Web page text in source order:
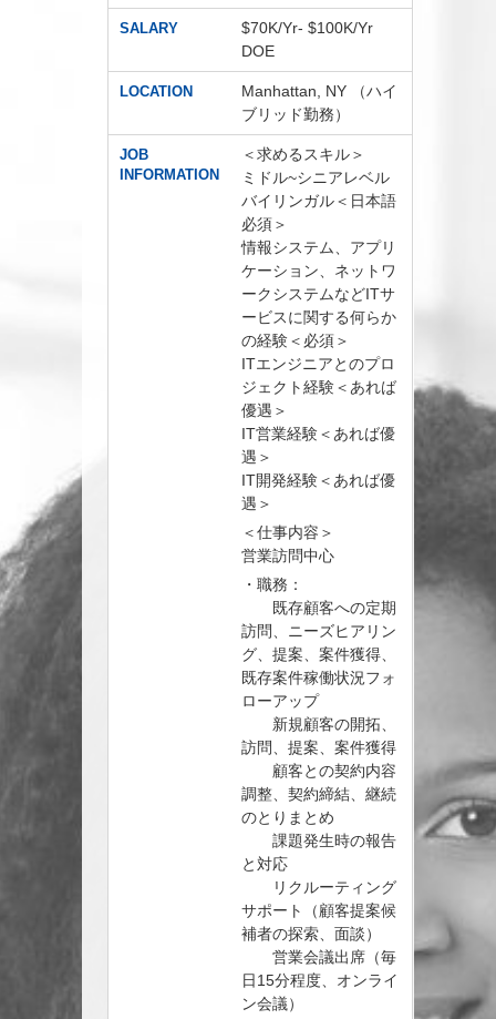
SALARY
$70K/Yr- $100K/Yr
DOE
LOCATION
Manhattan, NY （ハイ
ブリッド勤務）
JOB
INFORMATION
＜求めるスキル＞
ミドル~シニアレベル
バイリンガル＜日本語
必須＞
情報システム、アプリ
ケーション、ネットワ
ークシステムなどITサ
ービスに関する何らか
の経験＜必須＞
ITエンジニアとのプロ
ジェクト経験＜あれば
優遇＞
IT営業経験＜あれば優
遇＞
IT開発経験＜あれば優
遇＞
＜仕事内容＞
営業訪問中心
・職務：
既存顧客への定期
訪問、ニーズヒアリン
グ、提案、案件獲得、
既存案件稼働状況フォ
ローアップ
新規顧客の開拓、
訪問、提案、案件獲得
顧客との契約内容
調整、契約締結、継続
のとりまとめ
課題発生時の報告
と対応
リクルーティング
サポート（顧客提案候
補者の探索、面談）
営業会議出席（毎
日15分程度、オンライ
ン会議）